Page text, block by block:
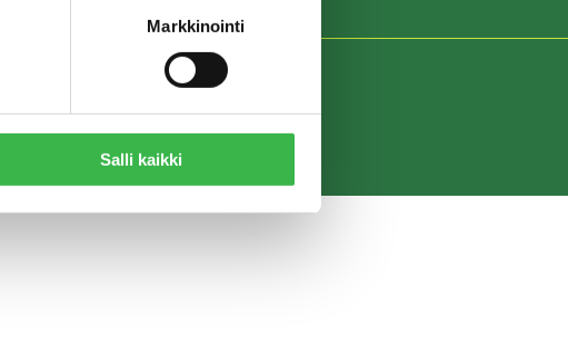
Markkinointi
Salli kaikki